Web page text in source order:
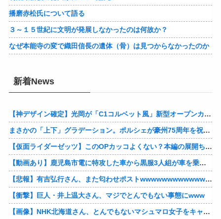
播磨赤松氏について語る
３～１５世紀に文明が発展しなかったのは何故か？
なぜ本能寺の変で織田信長の遺体（骨）は見つからなかったのか
新着News
【神デザイン確定】光岡が「C1コルベット風」新型オープンカーの最新ティーザー画像を公開、マツダ・ロードスターの信頼性にレトロな外観がドッキング
まさかの「上下」グラデーション。ポルシェが豪州75周年を祝う特別モデル「911 Turbo S Land Down Under」を発表、1951年の「見果てぬ夢」が内外装に再現
【仮面ライダーゼッツ】このOPカッコよくない？本編の展開ちゃんと反映してて完成度高いし
【動画あり】鹿児島市電に特攻した車から黒服3人組が車を乗り捨てて逃走
【悲報】有吉弘行さん、また匂わせポストwwwwwwwwwwwwwwww
【衝撃】巨人・井上温大さん、マジでとんでもない事態にwww
【画像】NHK北海道さん、とんでもないマシュマロ女子をキャスターに起用してしまうwwwwwwww